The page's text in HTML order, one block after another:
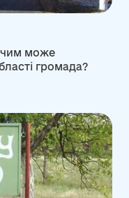
чим може
громада?